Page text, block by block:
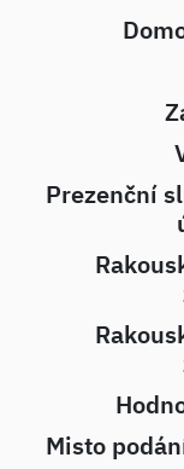
Prezenční
Misto